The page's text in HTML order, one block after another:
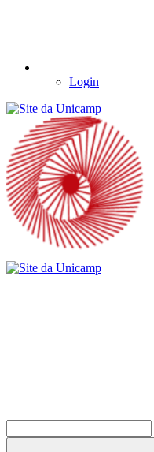
Login